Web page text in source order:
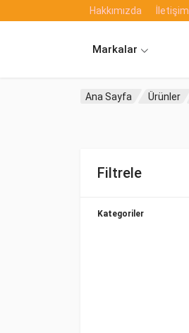
Hakkımızda İletişim
Markalar
Ana Sayfa Ürünler
Filtrele
Kategoriler